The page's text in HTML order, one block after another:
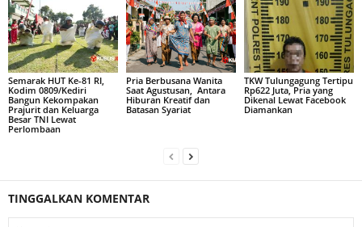
Semarak HUT Ke-81 RI,
Kodim 0809/Kediri
Bangun Kekompakan
Prajurit dan Keluarga
Besar TNI Lewat
Perlombaan
Pria Berbusana Wanita
Saat Agustusan, Antara
Hiburan Kreatif dan
Batasan Syariat
TKW Tulungagung Tertipu
Rp622 Juta, Pria yang
Dikenal Lewat Facebook
Diamankan
TINGGALKAN KOMENTAR